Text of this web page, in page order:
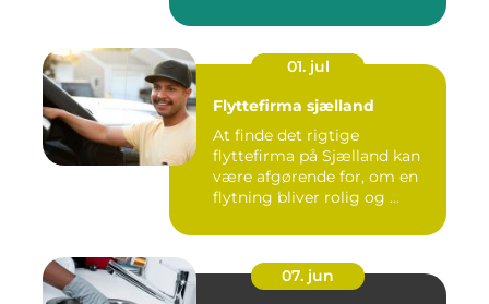
01. jul
Flyttefirma sjælland
At finde det rigtige
flyttefirma på Sjælland kan
være afgørende for, om en
flytning bliver rolig og ...
07. jun